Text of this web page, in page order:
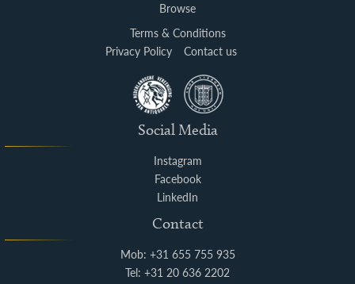
Browse
Terms & Conditions
Privacy Policy
Contact us
Social Media
Instagram
Facebook
LinkedIn
Contact
Mob: +31 655 755 935
Tel: +31 20 636 2202